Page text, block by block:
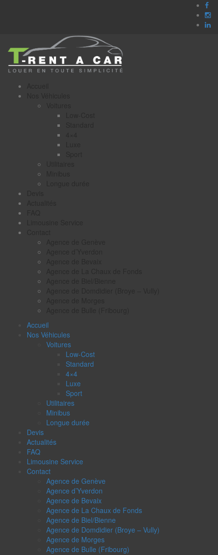
Accueil
Nos Véhicules
Voitures
Low-Cost
Standard
4×4
Luxe
Sport
Utilitaires
Minibus
Longue durée
Devis
Actualités
FAQ
Limousine Service
Contact
Agence de Genève
Agence d’Yverdon
Agence de Bevaix
Agence de La Chaux de Fonds
Agence de Biel/Bienne
Agence de Domdidier (Broye – Vully)
Agence de Morges
Agence de Bulle (Fribourg)